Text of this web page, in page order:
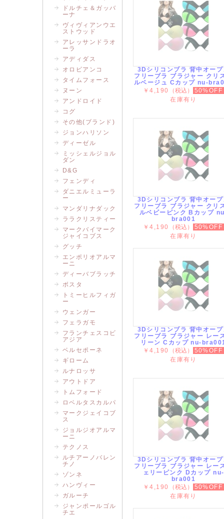
3Dシリコンブラ 背中オー
フリーブラ ブラジャー クリ
ルベージュ Cカップ nu-
￥4,190
（税込）
50%OFF
在庫有り
3Dシリコンブラ 背中オー
フリーブラ ブラジャー クリ
ルベビーピンク Bカップ
bra001
￥4,190
（税込）
50%OFF
在庫有り
3Dシリコンブラ 背中オー
フリーブラ ブラジャー レー
リーン Cカップ nu-
￥4,190
（税込）
50%OFF
在庫有り
3Dシリコンブラ 背中オー
フリーブラ ブラジャー レー
ェリーピンク Dカップ nu-
bra001
￥4,190
（税込）
50%OFF
在庫有り
ドルチェ＆ガッバ
ーナ
ヴィヴィアンウエ
ストウッド
アレッサンドラオ
ーラ
アディダス
オロビアンコ
タイムフォース
ヌーン
アンドロイド
コグ
その他(ブランド)
ジョンハリソン
ディーゼル
ミッシェルジョル
ダン
D&G
フェンディ
ダニエルミューラ
ー
マンダリナダック
ララクリスティー
マークバイマーク
ジャイコブス
グッチ
エンポリオアルマ
ーニ
ディーバブラッチ
ボスタ
トミーヒルフィガ
ー
ウェンガー
フェラガモ
フランチェスコビ
アジア
ベルセポーネ
ギローム
ルナロッサ
アウトドア
トムフォード
ロベルタスカルパ
マークジェイコブ
ス
ジョルジオアルマ
ーニ
テクノス
ルチアーノバレン
チノ
ゾンネ
ハンヴィー
ガルーチ
ジャンポールゴル
チエ